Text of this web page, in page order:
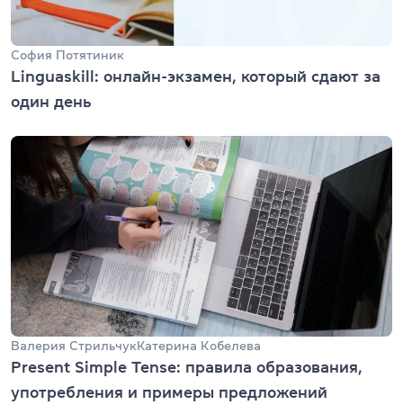
София Потятиник
Linguaskill: онлайн-экзамен, который сдают за
один день
Валерия Стрильчук Катерина Кобелева
Present Simple Tense: правила образования,
употребления и примеры предложений